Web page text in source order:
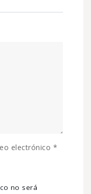
no será
electrónico *